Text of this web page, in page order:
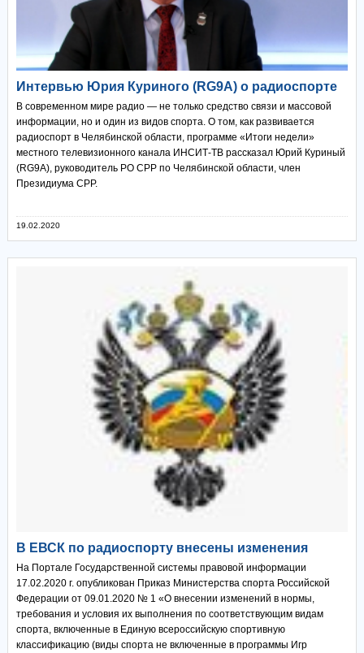
Интервью Юрия Куриного (RG9A) о радиоспорте
В современном мире радио — не только средство связи и массовой
информации, но и один из видов спорта. О том, как развивается
радиоспорт в Челябинской области, программе «Итоги недели»
местного телевизионного канала ИНСИТ-ТВ рассказал Юрий Куриный
(RG9A), руководитель РО СРР по Челябинской области, член
Президиума СРР.
19.02.2020
В ЕВСК по радиоспорту внесены изменения
На Портале Государственной системы правовой информации
17.02.2020 г. опубликован Приказ Министерства спорта Российской
Федерации от 09.01.2020 № 1 «О внесении изменений в нормы,
требования и условия их выполнения по соответствующим видам
спорта, включенные в Единую всероссийскую спортивную
классификацию (виды спорта не включенные в программы Игр